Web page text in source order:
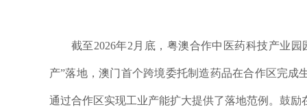
截至2026年2月底，粤澳合作中医药科技产业
产”落地，澳门首个跨境委托制造药品在合作区完成
通过合作区实现工业产能扩大提供了落地范例。鼓